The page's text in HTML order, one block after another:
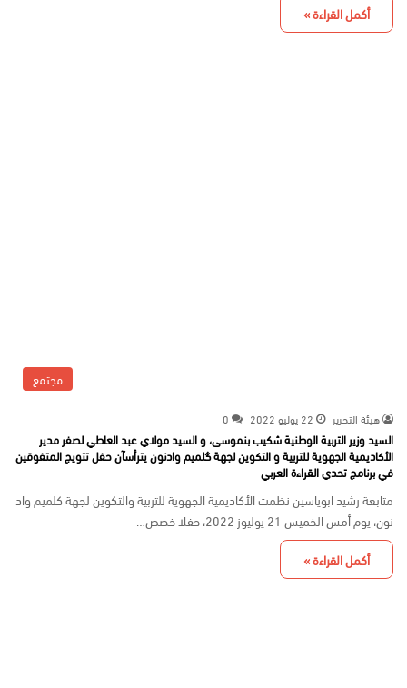
أكمل القراءة »
مجتمع
هيئة التحرير 22 يوليو 2022 0
السيد وزير التربية الوطنية شكيب بنموسى، و السيد مولاي عبد العاطي لصفر مدير
الأكاديمية الجهوية للتربية و التكوين لجهة گلميم وادنون يترأسآن حفل تتويج المتفوقين
في برنامج تحدي القراءة العربي
متابعة رشيد ابوياسين نظمت الأكاديمية الجهوية للتربية والتكوين لجهة كلميم واد
نون، يوم أمس الخميس 21 يوليوز 2022، حفلا خصص…
أكمل القراءة »